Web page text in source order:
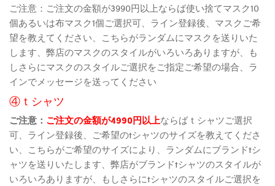
ご注意：ご注文の金額が3990円以上ならば使い捨てマスク10
個あるいは布マスク1個ご選択可、ライン登録後、マスクご希
望を教えてください、こちらがランダムにマスクを送りいた
します、弊店のマスクのスタイルがいろいろありますが、も
しさらにマスクのスタイルご選択をご指定ご希望の場合、ラ
インでメッセージを送ってください
④ｔシャツ
ご注意： ご注文の金額が4990円以上ならばｔシャツご選択
可、ライン登録後、ご希望のtシャツのサイズを教えてくださ
い、こちらがご希望のサイズにより、ランダムにブランドtシ
ャツを送りいたします、弊店がブランドtシャツのスタイルが
いろいろありますが、もしさらにtシャツのスタイルご選択を